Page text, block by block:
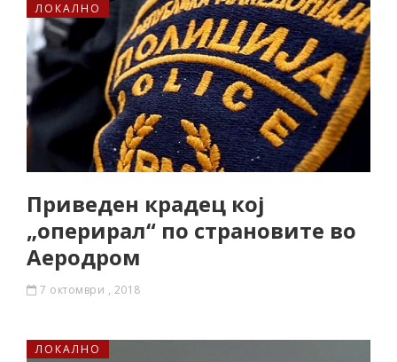
ЛОКАЛНО
Приведен крадец кој
„оперирал“ по страновите во
Аеродром
7 октомври , 2018
ЛОКАЛНО